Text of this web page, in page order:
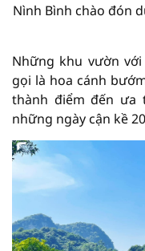
Nình Bình chào đón
Những khu vườn
gọi là hoa cánh
thành điểm đến ưa
những ngày cận kề